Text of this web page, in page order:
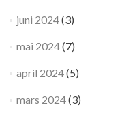
juni 2024(3)
mai 2024(7)
april 2024(5)
mars 2024(3)